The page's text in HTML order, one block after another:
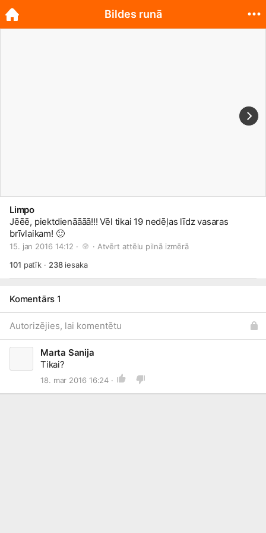
Limpo
Jēēē, piektdienāāāā!!! Vēl tikai 19 nedēļas līdz vasaras
brīvlaikam! 🙂
15. jan 2016 14:12 · · Atvērt attēlu pilnā izmērā
101 patīk · 238iesaka
Komentārs 1
Autorizējies, lai komentētu
Marta Sanija
Tikai?
18. mar 2016 16:24 ·
Bildes runā